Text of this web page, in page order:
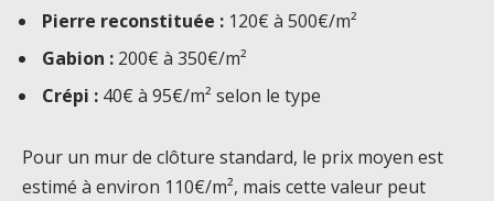
Pierre reconstituée : 120€ à 500€/m²
Gabion : 200€ à 350€/m²
Crépi : 40€ à 95€/m² selon le type
Pour un mur de clôture standard, le prix moyen est
estimé à environ 110€/m², mais cette valeur peut